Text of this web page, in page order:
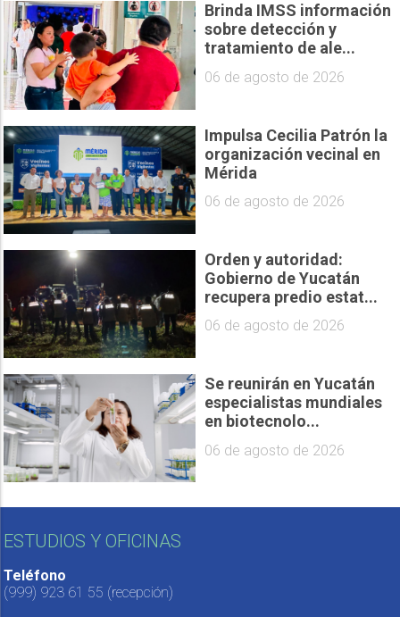
Brinda IMSS información
sobre detección y
tratamiento de ale...
06 de agosto de 2026
Impulsa Cecilia Patrón la
organización vecinal en
Mérida
06 de agosto de 2026
Orden y autoridad:
Gobierno de Yucatán
recupera predio estat...
06 de agosto de 2026
Se reunirán en Yucatán
especialistas mundiales
en biotecnolo...
06 de agosto de 2026
ESTUDIOS Y OFICINAS
Teléfono
(999) 923 61 55 (recepción)